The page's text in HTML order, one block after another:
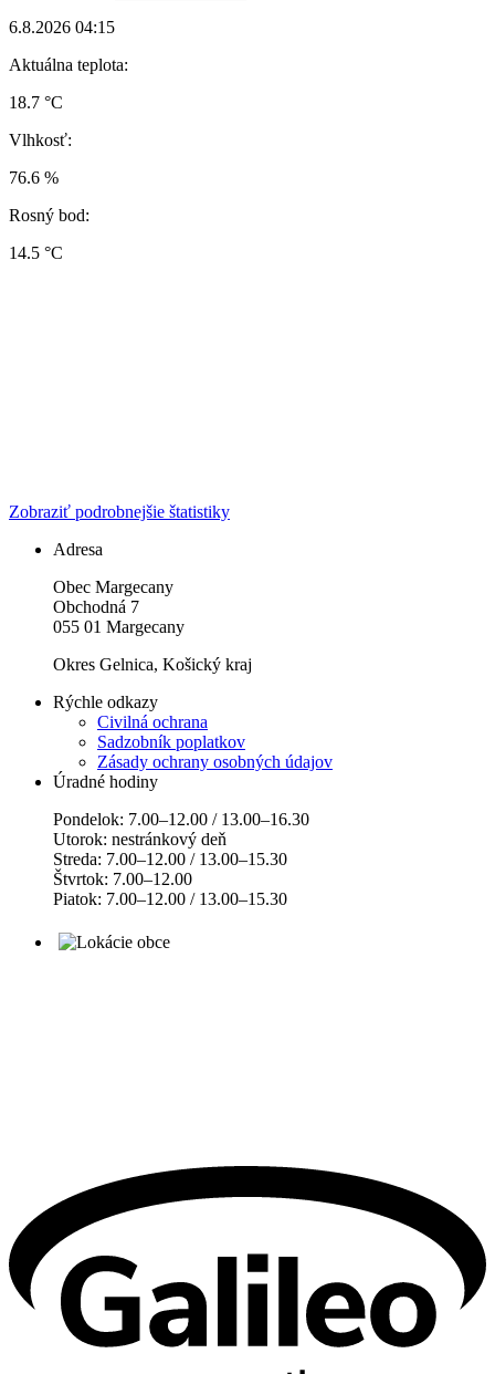
6.8.2026 04:15
Aktuálna teplota:
18.7 °C
Vlhkosť:
76.6 %
Rosný bod:
14.5 °C
Zobraziť podrobnejšie štatistiky
Adresa
Obec Margecany
Obchodná 7
055 01 Margecany
Okres Gelnica, Košický kraj
Rýchle odkazy
Civilná ochrana
Sadzobník poplatkov
Zásady ochrany osobných údajov
Úradné hodiny
Pondelok: 7.00–12.00 / 13.00–16.30
Utorok: nestránkový deň
Streda: 7.00–12.00 / 13.00–15.30
Štvrtok: 7.00–12.00
Piatok: 7.00–12.00 / 13.00–15.30